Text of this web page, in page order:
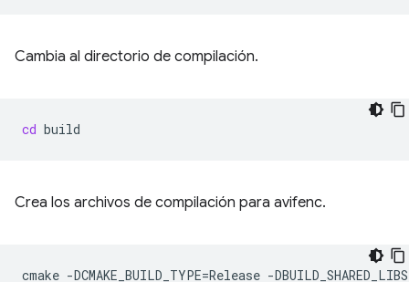
Cambia al directorio de compilación.
cd
Crea los archivos de compilación para avifenc.
cmake -DCMAKE_BUILD_TYPE=Release -DBUILD_SHARED_LIBS